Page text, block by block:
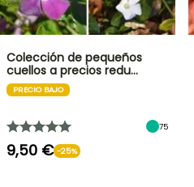
Colección de pequeños
cuellos a precios redu…
PRECIO BAJO
75
9,50 € -25%